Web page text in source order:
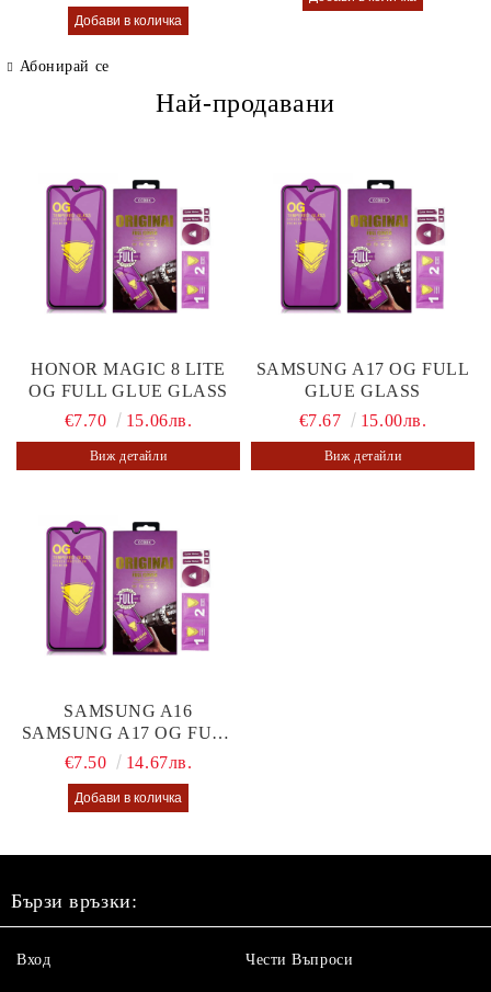
Абонирай се
Най-продавани
HONOR MAGIC 8 LITE
OG FULL GLUE GLASS
€7.70
15.06лв.
Виж детайли
SAMSUNG A17 OG FULL
GLUE GLASS
€7.67
15.00лв.
Виж детайли
SAMSUNG A16
SAMSUNG A17 OG FULL
GLUE GLASS
€7.50 14.67лв.
Бързи връзки:
Вход Чести Въпроси